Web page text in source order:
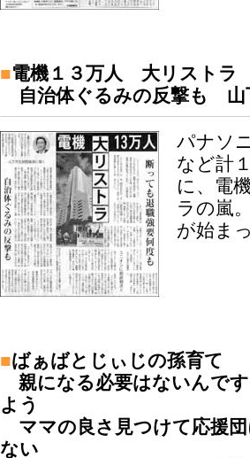
■電機１３万人 大リストラ
自治体ぐるみの反撃も 山
パナソ
など計
に、電
ラの嵐
が始ま
■ばぁばとじぃじの孫育て
親になる必要はないんで
よう
ママの良さ見つけて応援
ない